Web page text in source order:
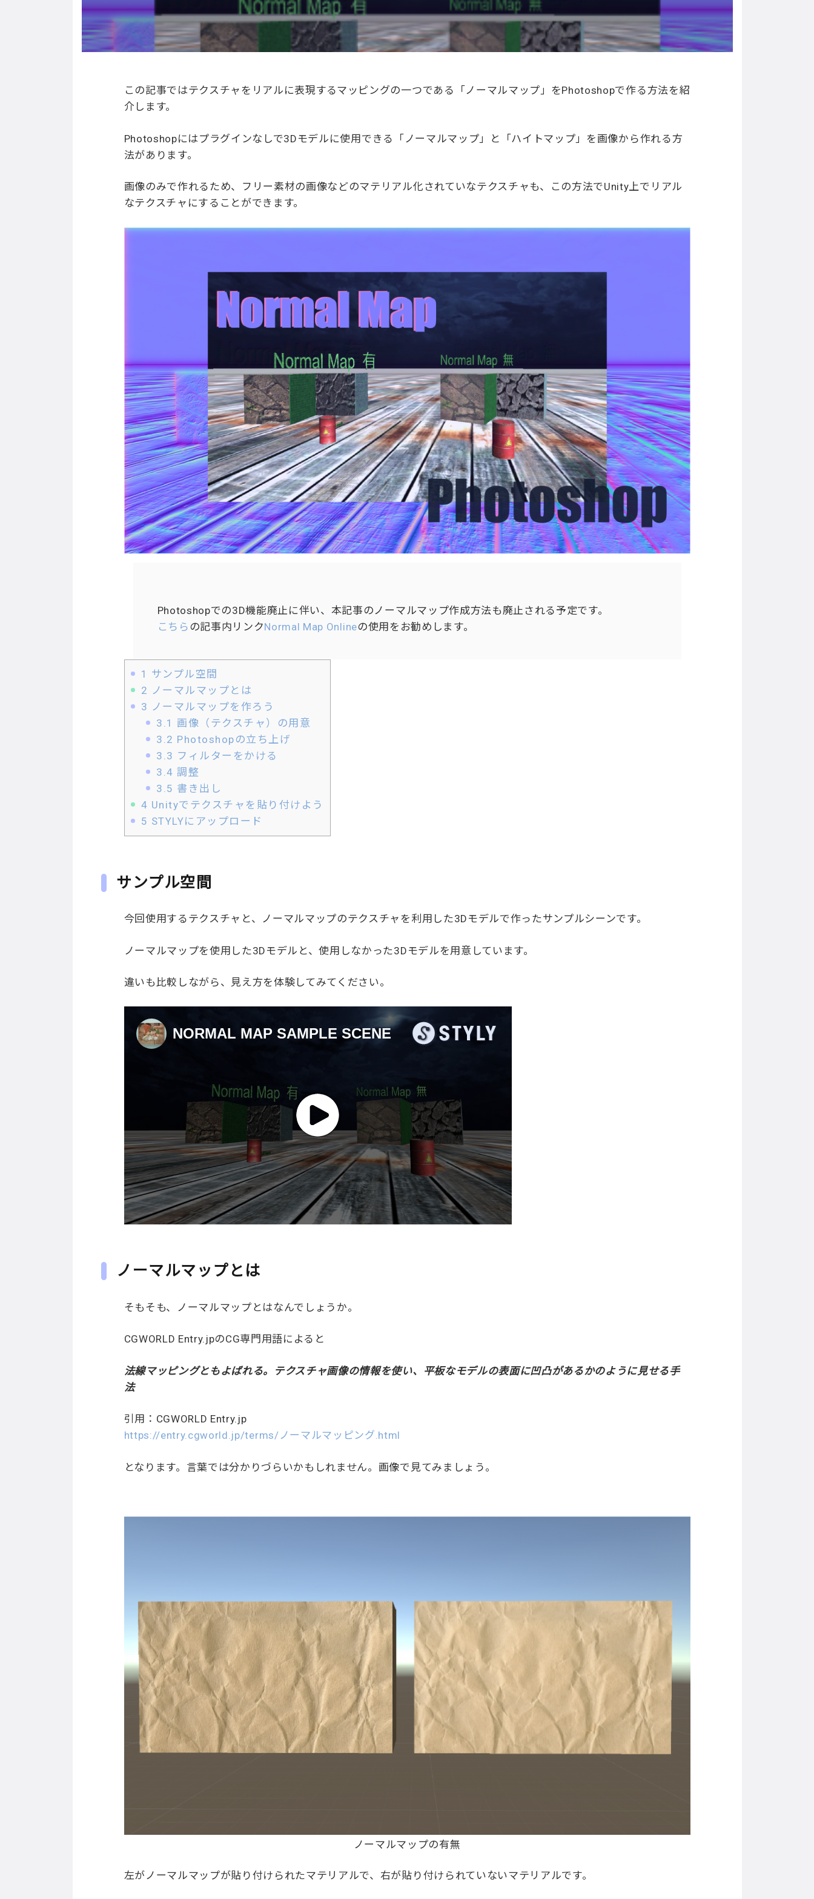
この記事ではテクスチャをリアルに表現するマッピングの一つである「ノーマルマップ」をPhotoshopで作る方法を紹
介します。
Photoshopにはプラグインなしで3Dモデルに使用できる「ノーマルマップ」と「ハイトマップ」を画像から作れる方
法があります。
画像のみで作れるため、フリー素材の画像などのマテリアル化されていなテクスチャも、この方法でUnity上でリアル
なテクスチャにすることができます。
Photoshopでの3D機能廃止に伴い、本記事のノーマルマップ作成方法も廃止される予定です。
こちら の記事内リンクNormal Map Onlineの使用をお勧めします。
1 サンプル空間
2 ノーマルマップとは
3 ノーマルマップを作ろう
3.1 画像（テクスチャ）の用意
3.2 Photoshopの立ち上げ
3.3 フィルターをかける
3.4 調整
3.5 書き出し
4 Unityでテクスチャを貼り付けよう
5 STYLYにアップロード
サンプル空間
今回使用するテクスチャと、ノーマルマップのテクスチャを利用した3Dモデルで作ったサンプルシーンです。
ノーマルマップを使用した3Dモデルと、使用しなかった3Dモデルを用意しています。
違いも比較しながら、見え方を体験してみてください。
ノーマルマップとは
そもそも、ノーマルマップとはなんでしょうか。
CGWORLD Entry.jpのCG専門用語によると
法線マッピングともよばれる。テクスチャ画像の情報を使い、平板なモデルの表面に凹凸があるかのように見せる手
法
引用：CGWORLD Entry.jp
https://entry.cgworld.jp/terms/ノーマルマッピング.html
となります。言葉では分かりづらいかもしれません。画像で見てみましょう。
ノーマルマップの有無
左がノーマルマップが貼り付けられたマテリアルで、右が貼り付けられていないマテリアルです。